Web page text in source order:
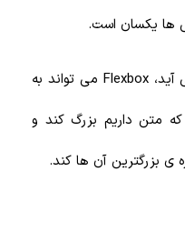
ها یکسان است.
در این زمان CSS Flexbox به کار می آید، Flexbox می تواند به
متن داریم بزرگ کند و
ی بزرگترین آن ها کند.